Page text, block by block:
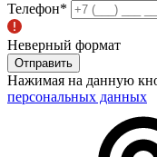
Телефон*
Неверный формат
Отправить
Нажимая на данную
персональных данных